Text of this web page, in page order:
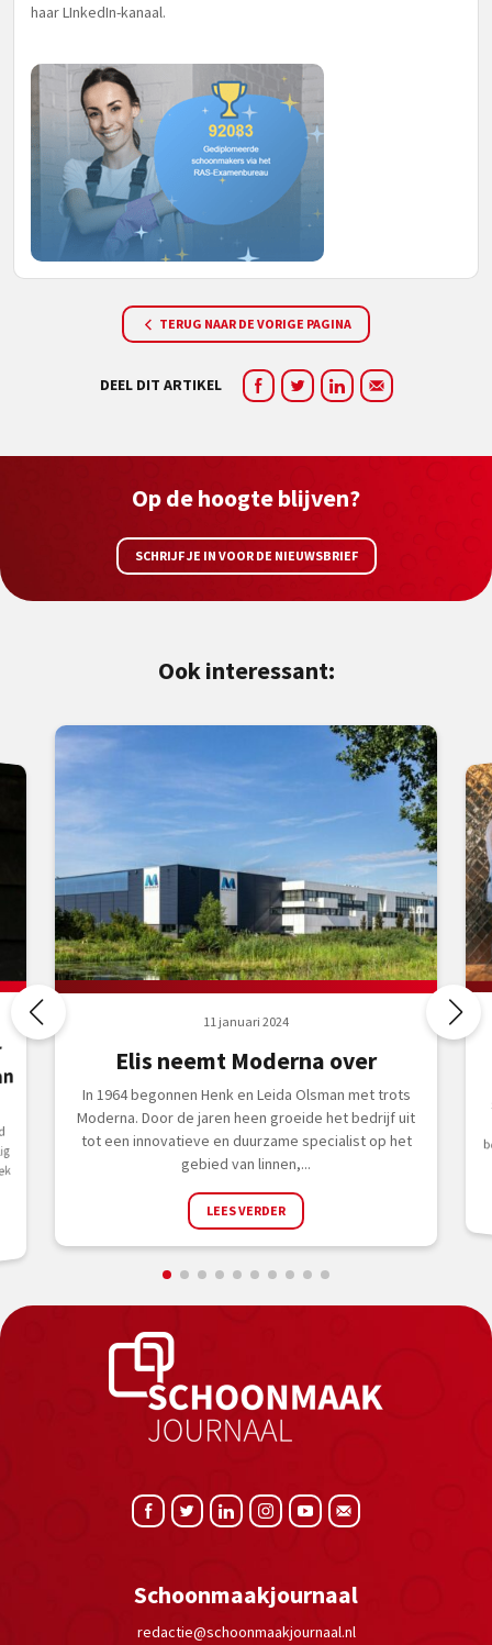
haar LInkedIn-kanaal.
TERUG NAAR DE VORIGE PAGINA
DEEL DIT ARTIKEL
Op de hoogte blijven?
SCHRIJF JE IN VOOR DE NIEUWSBRIEF
Ook interessant:
11 januari 2024
Elis neemt Moderna over
In 1964 begonnen Henk en Leida Olsman met trots
Moderna. Door de jaren heen groeide het bedrijf uit
tot een innovatieve en duurzame specialist op het
gebied van linnen,...
LEES VERDER
Schoonmaakjournaal
redactie@schoonmaakjournaal.nl